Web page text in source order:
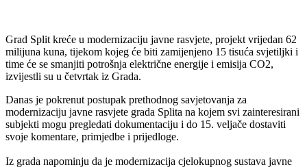
G​rad Split kreće u modernizaciju javne rasvjete, projekt vrijedan 62
milijuna kuna​, tijekom kojeg će biti zamijenjeno 15 tisuća svjetiljki i
time će se smanjiti potrošnja električne energije i emisija CO2,
izvijestli su u četvrtak iz Grada.
Danas je pokrenut postupak prethodnog savjetovanja za
modernizaciju javne rasvjete grada Splita na kojem svi zainteresirani
subjekti mogu pregledati dokumentaciju i do 15. veljače dostaviti
svoje komentare, primjedbe i prijedloge​​.
Iz grada napominju da je modernizacija cjelokupnog sustava javne